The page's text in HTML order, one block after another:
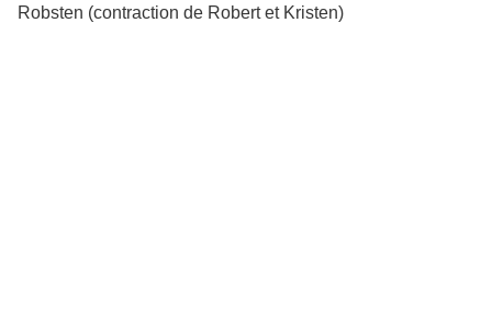
Robsten (contraction de Robert et Kristen)